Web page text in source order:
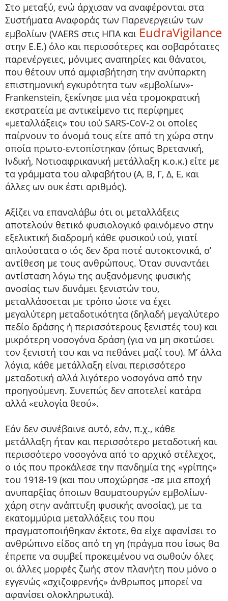
Στο μεταξύ, ενώ άρχισαν να αναφέρονται στα
Συστήματα Αναφοράς των Παρενεργειών των
εμβολίων (VAERS στις ΗΠΑ και EudraVigilance
στην Ε.Ε.) όλο και περισσότερες και σοβαρότατες
παρενέργειες, μόνιμες αναπηρίες και θάνατοι,
που θέτουν υπό αμφισβήτηση την ανύπαρκτη
επιστημονική εγκυρότητα των «εμβολίων»-
Frankenstein, ξεκίνησε μια νέα τρομοκρατική
εκστρατεία με αντικείμενο τις περίφημες
«μεταλλάξεις» του ιού SARS-CoV-2 οι οποίες
παίρνουν το όνομά τους είτε από τη χώρα στην
οποία πρωτο-εντοπίστηκαν (όπως Βρετανική,
Ινδική, Νοτιοαφρικανική μετάλλαξη κ.ο.κ.) είτε με
τα γράμματα του αλφαβήτου (Α, Β, Γ, Δ, Ε, και
άλλες ων ουκ έστι αριθμός).
Αξίζει να επαναλάβω ότι οι μεταλλάξεις
αποτελούν θετικό φυσιολογικό φαινόμενο στην
εξελικτική διαδρομή κάθε φυσικού ιού, γιατί
απλούστατα ο ιός δεν δρα ποτέ αυτοκτονικά, σ’
αντίθεση με τους ανθρώπους. Όταν συναντάει
αντίσταση λόγω της αυξανόμενης φυσικής
ανοσίας των δυνάμει ξενιστών του,
μεταλλάσσεται με τρόπο ώστε να έχει
μεγαλύτερη μεταδοτικότητα (δηλαδή μεγαλύτερο
πεδίο δράσης ή περισσότερους ξενιστές του) και
μικρότερη νοσογόνα δράση (για να μη σκοτώσει
τον ξενιστή του και να πεθάνει μαζί του). Μ’ άλλα
λόγια, κάθε μετάλλαξη είναι περισσότερο
μεταδοτική αλλά λιγότερο νοσογόνα από την
προηγούμενη. Συνεπώς δεν αποτελεί κατάρα
αλλά «ευλογία θεού».
Εάν δεν συνέβαινε αυτό, εάν, π.χ., κάθε
μετάλλαξη ήταν και περισσότερο μεταδοτική και
περισσότερο νοσογόνα από το αρχικό στέλεχος,
ο ιός που προκάλεσε την πανδημία της «γρίπης»
του 1918-19 (και που υποχώρησε -σε μια εποχή
ανυπαρξίας όποιων θαυματουργών εμβολίων-
χάρη στην ανάπτυξη φυσικής ανοσίας), με τα
εκατομμύρια μεταλλάξεις του που
πραγματοποιήθηκαν έκτοτε, θα είχε αφανίσει το
ανθρώπινο είδος από τη γη (πράγμα που ίσως θα
έπρεπε να συμβεί προκειμένου να σωθούν όλες
οι άλλες μορφές ζωής στον πλανήτη που μόνο ο
εγγενώς «σχιζοφρενής» άνθρωπος μπορεί να
αφανίσει ολοκληρωτικά).